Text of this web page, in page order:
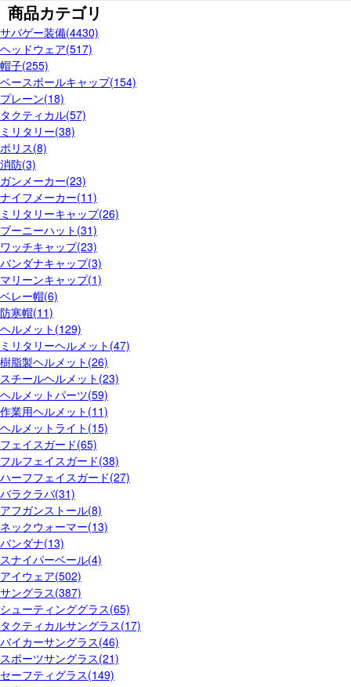
商品カテゴリ
サバゲー装備(4430)
ヘッドウェア(517)
帽子(255)
ベースボールキャップ(154)
プレーン(18)
タクティカル(57)
ミリタリー(38)
ポリス(8)
消防(3)
ガンメーカー(23)
ナイフメーカー(11)
ミリタリーキャップ(26)
ブーニーハット(31)
ワッチキャップ(23)
バンダナキャップ(3)
マリーンキャップ(1)
ベレー帽(6)
防寒帽(11)
ヘルメット(129)
ミリタリーヘルメット(47)
樹脂製ヘルメット(26)
スチールヘルメット(23)
ヘルメットパーツ(59)
作業用ヘルメット(11)
ヘルメットライト(15)
フェイスガード(65)
フルフェイスガード(38)
ハーフフェイスガード(27)
バラクラバ(31)
アフガンストール(8)
ネックウォーマー(13)
バンダナ(13)
スナイパーベール(4)
アイウェア(502)
サングラス(387)
シューティンググラス(65)
タクティカルサングラス(17)
バイカーサングラス(46)
スポーツサングラス(21)
セーフティグラス(149)